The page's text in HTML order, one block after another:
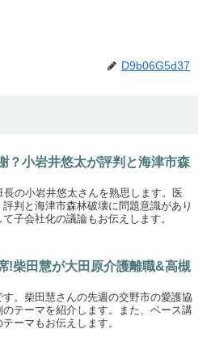
D9b06G5d37
？小岩井悠太が評判と海津市森
の小岩井悠太さんを熟思します。医
判と海津市森林破壊に問題意識があり
子会社化の議論もお伝えします。
!柴田慧が大田原介護離職&高槻
。柴田慧さんの先週の交野市の愛護協
テーマを紹介します。また、ベース講
ーマもお伝えします。